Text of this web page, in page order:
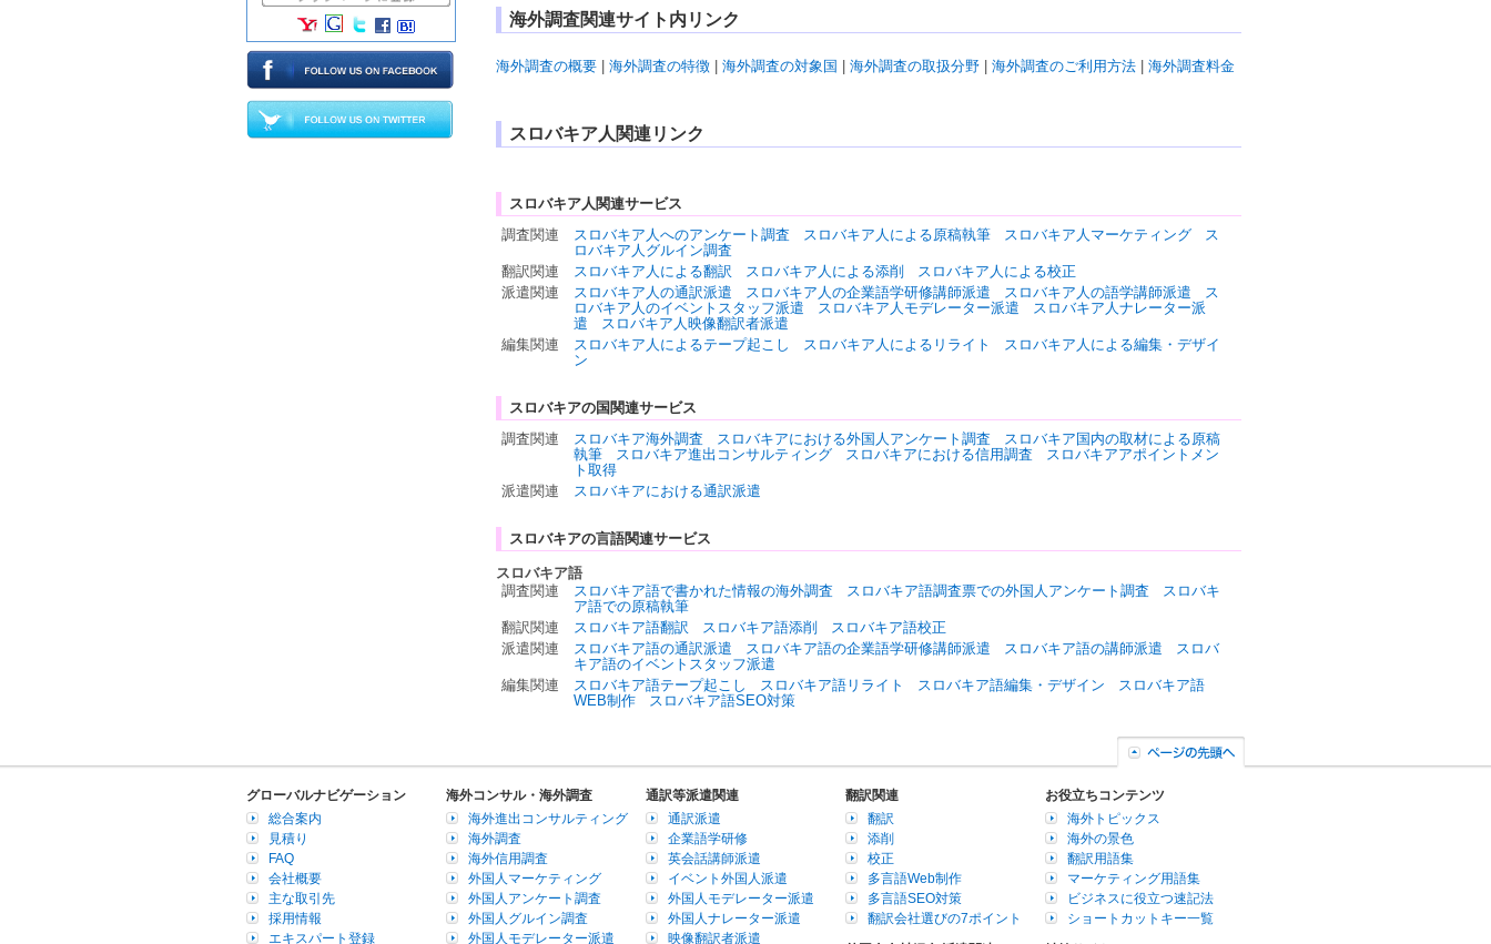
海外調査関連サイト内リンク
海外調査の概要 海外調査の特徴 海外調査の対象国 海外調査の取扱分野 海外調査のご利用方法 海外調査料金
スロバキア人関連リンク
スロバキア人関連サービス
調査関連
スロバキア人へのアンケート調査 スロバキア人による原稿執筆 スロバキア人マーケティング
ス
ロバキア人グルイン調査
翻訳関連
スロバキア人による翻訳 スロバキア人による添削
スロバキア人による校正
派遣関連
スロバキア人の通訳派遣 スロバキア人の企業語学研修講師派遣 スロバキア人の語学講師派遣
ス
ロバキア人のイベントスタッフ派遣
スロバキア人モデレーター派遣
スロバキア人ナレーター派
遣
スロバキア人映像翻訳者派遣
編集関連
スロバキア人によるテープ起こし スロバキア人によるリライト
スロバキア人による編集・デザイ
ン
スロバキアの国関連サービス
調査関連
スロバキア海外調査 スロバキアにおける外国人アンケート調査
スロバキア国内の取材による原稿
執筆
スロバキア進出コンサルティング スロバキアにおける信用調査
スロバキアアポイントメン
ト取得
派遣関連
スロバキアにおける通訳派遣
スロバキアの言語関連サービス
スロバキア語
調査関連
スロバキア語で書かれた情報の海外調査 スロバキア語調査票での外国人アンケート調査
スロバキ
ア語での原稿執筆
翻訳関連
スロバキア語翻訳 スロバキア語添削
スロバキア語校正
派遣関連
スロバキア語の通訳派遣 スロバキア語の企業語学研修講師派遣 スロバキア語の講師派遣
スロバ
キア語のイベントスタッフ派遣
編集関連
スロバキア語テープ起こし スロバキア語リライト スロバキア語編集・デザイン
スロバキア語
WEB制作
スロバキア語SEO対策
グローバルナビゲーション
総合案内
見積り
FAQ
会社概要
主な取引先
採用情報
エキスパート登録
海外コンサル・海外調査
海外進出コンサルティング
海外調査
海外信用調査
外国人マーケティング
外国人アンケート調査
外国人グルイン調査
外国人モデレーター派遣
通訳等派遣関連
通訳派遣
企業語学研修
英会話講師派遣
イベント外国人派遣
外国人モデレーター派遣
外国人ナレーター派遣
映像翻訳者派遣
翻訳関連
翻訳
添削
校正
多言語Web制作
多言語SEO対策
翻訳会社選びの7ポイント
お役立ちコンテンツ
海外トピックス
海外の景色
翻訳用語集
マーケティング用語集
ビジネスに役立つ速記法
ショートカットキー一覧